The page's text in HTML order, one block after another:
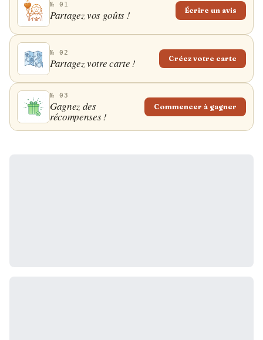
№ 01
Partagez vos goûts ! Écrire un avis
№ 02
Partagez votre carte ! Créez votre carte
№ 03
Gagnez des
récompenses !
Commencer à gagner